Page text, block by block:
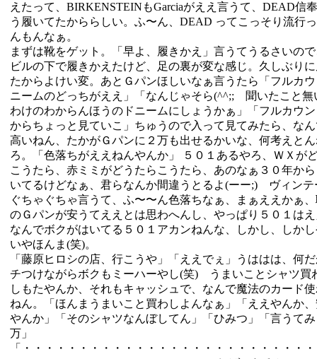
えたって、BIRKENSTEINもGarciaがええ言うて、DEAD信
う履いてたかららしい。ふ〜ん、DEAD ってこっそり流行
んもんなぁ。
まずは靴をゲット。「早よ、履きかえ」言うてうるさいの
ビルの下で履きかえたけど、足の裏が変な感じ。久しぶり
たからよけい変。あとＧパンほしいなぁ言うたら「フルカ
ニームのどっちがええ」「なんじゃそら(^^;; 聞いたこと無
わけのわからんほうのドニームにしょうかぁ」「フルカウ
からちょっと見ていこ」ちゅうので入って見てみたら、な
高いねん、たかがＧパンに２万も出せるかいな、何考えと
ろ。「色落ちがええねんやんか」 ５０１あるやろ、ＷＸが
こうたら、赤ミミがどうたらこうたら、あのなぁ３０年か
いてるけどなぁ、君らなんか間違うとるよ(ーー;) ヴィンテ
ぐちゃぐちゃ言うて、ふ〜〜ん色落ちなぁ、まぁええかぁ
のＧパンが安うてええとは思わへんし、やっぱり５０１は
なんでボクがはいてる５０１アカンねんな、しかし、しか
いやほんま(笑)。
「藤原ヒロシの店、行こうや」「ええでぇ」うははは、何
チつけながらボクもミーハーやし(笑) うまいことシャツ買
しもたやんか、それもキャッシュで、なんで魔法のカード
ねん。「ほんまうまいこと買わしよんなぁ」「ええやんか
やんか」「そのシャツなんぼしてん」「ひみつ」「言うて
万」
「・・・・・・・・・・・・・・・・・・・・・・・・・